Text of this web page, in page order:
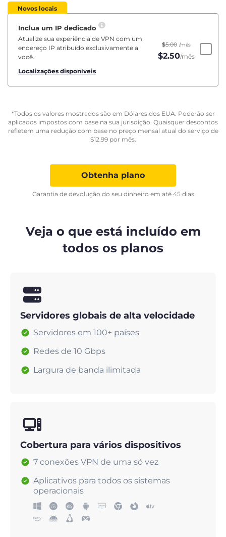
Novos locais
Inclua um IP dedicado
Atualize sua experiência de VPN com um
endereço IP atribuído exclusivamente a
você.
Localizações disponíveis
$5.00 /mês
$2.50/mês
*Todos os valores mostrados são em Dólares dos EUA. Poderão ser
aplicados impostos com base na sua jurisdição. Quaisquer descontos
refletem uma redução com base no preço mensal atual do serviço de
$12.99por mês.
Obtenha plano
Garantia de devolução do seu dinheiro em até 45 dias
Veja o que está incluído em
todos os planos
Servidores globais de alta velocidade
Servidores em 100+ países
Redes de 10 Gbps
Largura de banda ilimitada
Cobertura para vários dispositivos
7 conexões VPN de uma só vez
Aplicativos para todos os sistemas
operacionais